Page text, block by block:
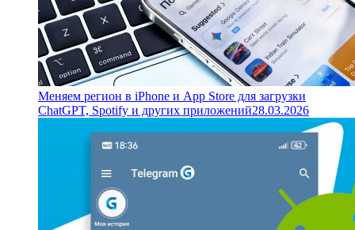
Меняем регион в iPhone и App Store для загрузки
ChatGPT, Spotify и других приложений28.03.2026